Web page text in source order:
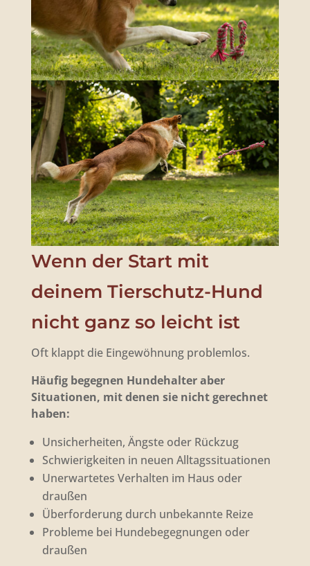
Wenn der Start mit
deinem Tierschutz-Hund
nicht ganz so leicht ist
Oft klappt die Eingewöhnung problemlos.
Häufig begegnen Hundehalter aber
Situationen, mit denen sie nicht gerechnet
haben:
Unsicherheiten, Ängste oder Rückzug
Schwierigkeiten in neuen Alltagssituationen
Unerwartetes Verhalten im Haus oder
draußen
Überforderung durch unbekannte Reize
Probleme bei Hundebegegnungen oder
draußen